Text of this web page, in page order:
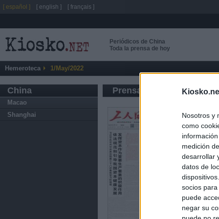
Nosotros y
como
medición
desarrollar
datos de
socios
puede
negar su
Periódicos de China
Toda la prensa de hoy
Hemeroteca 1/May/2022
China
Macao
Shanghai
Prensa de Información
[ español ] [ english ] [ français ]